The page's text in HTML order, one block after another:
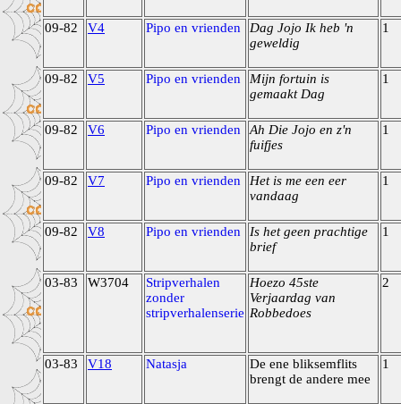
09-82 V4 Pipo en vrienden
Dag Jojo Ik heb 'n
geweldig
1
09-82 V5 Pipo en vrienden
Mijn fortuin is
gemaakt Dag
1
09-82 V6 Pipo en vrienden
Ah Die Jojo en z'n
fuifjes
1
09-82 V7 Pipo en vrienden
Het is me een eer
vandaag
1
09-82 V8 Pipo en vrienden
Is het geen prachtige
brief
1
03-83 W3704
Stripverhalen
zonder
stripverhalenserie
Hoezo 45ste
Verjaardag van
Robbedoes
2
03-83 V18 Natasja
De ene bliksemflits
brengt de andere mee
1